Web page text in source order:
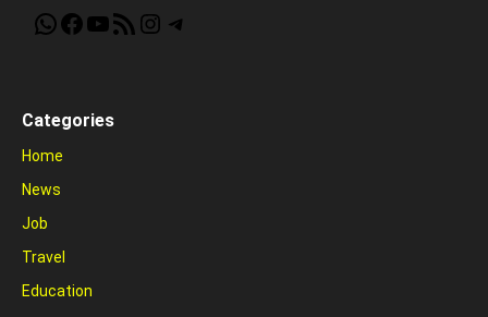
WhatsApp
Facebook
YouTube
RSS FeedInstagram
Telegram
Categories
Home
News
Job
Travel
Education